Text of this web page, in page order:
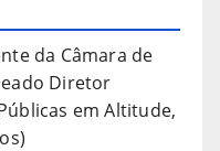
da Câmara de
Diretor
em Altitude,